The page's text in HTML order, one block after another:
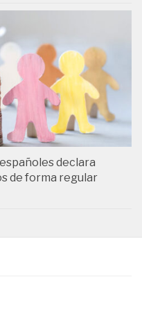
declara
de forma regular